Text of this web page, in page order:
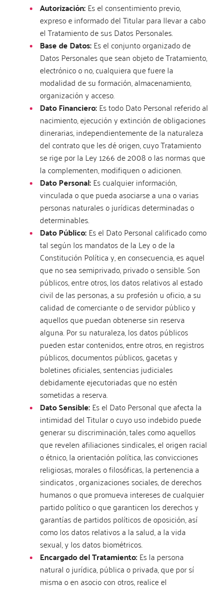
Autorización:Es el consentimiento previo,
expreso e informado del Titular para llevar a cabo
el Tratamiento de sus Datos Personales.
Base de Datos:Es el conjunto organizado de
Datos Personales que sean objeto de Tratamiento,
electrónico o no, cualquiera que fuere la
modalidad de su formación, almacenamiento,
organización y acceso.
Dato Financiero:Es todo Dato Personal referido al
nacimiento, ejecución y extinción de obligaciones
dinerarias, independientemente de la naturaleza
del contrato que les dé origen, cuyo Tratamiento
se rige por la Ley 1266 de 2008 o las normas que
la complementen, modifiquen o adicionen.
Dato Personal:Es cualquier información,
vinculada o que pueda asociarse a una o varias
personas naturales o jurídicas determinadas o
determinables.
Dato Público:Es el Dato Personal calificado como
tal según los mandatos de la Ley o de la
Constitución Política y, en consecuencia, es aquel
que no sea semiprivado, privado o sensible. Son
públicos, entre otros, los datos relativos al estado
civil de las personas, a su profesión u oficio, a su
calidad de comerciante o de servidor público y
aquellos que puedan obtenerse sin reserva
alguna. Por su naturaleza, los datos públicos
pueden estar contenidos, entre otros, en registros
públicos, documentos públicos, gacetas y
boletines oficiales, sentencias judiciales
debidamente ejecutoriadas que no estén
sometidas a reserva.
Dato Sensible:Es el Dato Personal que afecta la
intimidad del Titular o cuyo uso indebido puede
generar su discriminación, tales como aquellos
que revelen afiliaciones sindicales, el origen racial
o étnico, la orientación política, las convicciones
religiosas, morales o filosóficas, la pertenencia a
sindicatos , organizaciones sociales, de derechos
humanos o que promueva intereses de cualquier
partido político o que garanticen los derechos y
garantías de partidos políticos de oposición, así
como los datos relativos a la salud, a la vida
sexual, y los datos biométricos.
Encargado del Tratamiento:Es la persona
natural o jurídica, pública o privada, que por sí
misma o en asocio con otros, realice el